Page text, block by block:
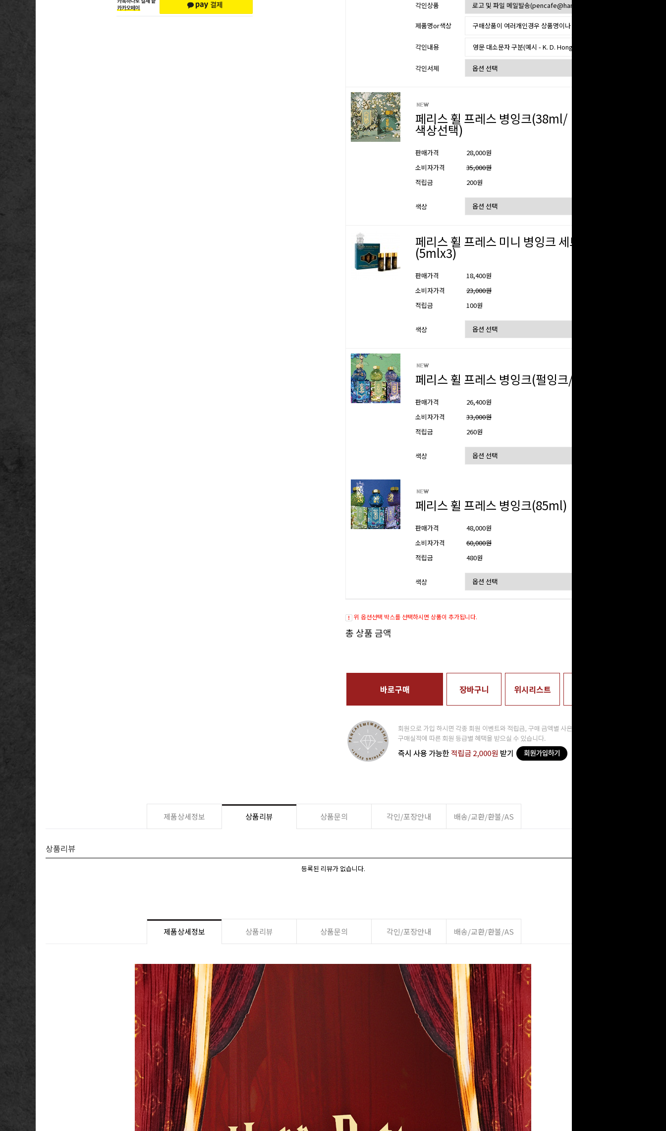
각인상품
제품명or색상
각인내용
각인서체
페리스 휠 프레스 병잉크(38ml/
색상선택)
판매가격
28,000원
소비자가격
35,000원
적립금
200원
색상
페리스 휠 프레스 미니 병잉크 세트
(5mlx3)
판매가격
18,400원
소비자가격
23,000원
적립금
100원
색상
페리스 휠 프레스 병잉크(펄잉크/20ml)
판매가격
26,400원
소비자가격
33,000원
적립금
260원
색상
페리스 휠 프레스 병잉크(85ml)
판매가격
48,000원
소비자가격
60,000원
적립금
480원
색상
위 옵션선택 박스를 선택하시면 상품이 추가됩니다.
총 상품 금액
바로구매 장바구니 위시리스트
제품상세정보 상품리뷰 상품문의 각인/포장안내 배송/교환/환불/AS
상품리뷰
등록된 리뷰가 없습니다.
제품상세정보 상품리뷰 상품문의 각인/포장안내 배송/교환/환불/AS